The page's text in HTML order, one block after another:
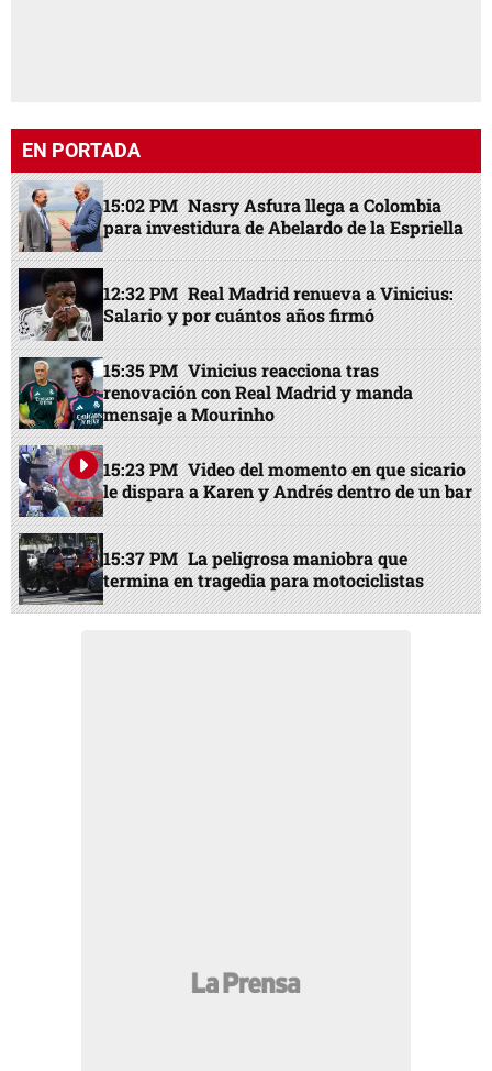
EN PORTADA
15:02 PM Nasry Asfura llega a Colombia
para investidura de Abelardo de la Espriella
12:32 PM Real Madrid renueva a Vinicius:
Salario y por cuántos años firmó
15:35 PM Vinicius reacciona tras
renovación con Real Madrid y manda
mensaje a Mourinho
15:23 PM Video del momento en que sicario
le dispara a Karen y Andrés dentro de un bar
15:37 PM La peligrosa maniobra que
termina en tragedia para motociclistas